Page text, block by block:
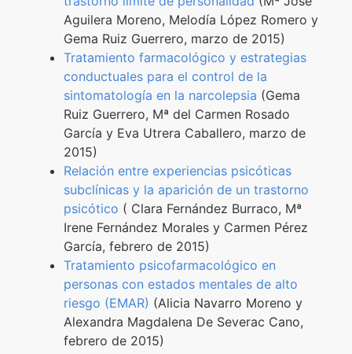
Aguilera Moreno, Melodía López Romero y
Gema Ruiz Guerrero, marzo de 2015)
Tratamiento farmacológico y estrategias
conductuales para el control de la
sintomatología en la narcolepsia (Gema
Ruiz Guerrero, Mª del Carmen Rosado
García y Eva Utrera Caballero, marzo de
2015)
Relación entre experiencias psicóticas
subclínicas y la aparición de un trastorno
psicótico ( Clara Fernández Burraco, Mª
Irene Fernández Morales y Carmen Pérez
García, febrero de 2015)
Tratamiento psicofarmacológico en
personas con estados mentales de alto
riesgo (EMAR) (Alicia Navarro Moreno y
Alexandra Magdalena De Severac Cano,
febrero de 2015)